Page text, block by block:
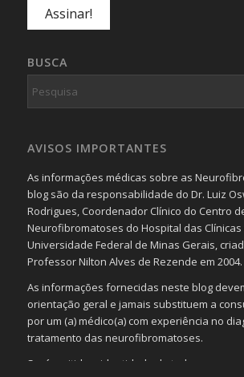
BUSCA
AVISOS IMPORTANTES
As informações médicas sobre as
blog são da responsabilidade do Dr. Luiz
Rodrigues, Coordenador Clínico do Centro
Neurofibromatoses do Hospital das Clínicas
Universidade Federal de Minas Gerais,
Professor Nilton Alves de Rezende em 2004.
As informações fornecidas neste blog
orientação geral e jamais substituem a
por um (a) médico(a) com experiência no
tratamento das neurofibromatoses.
Será omitida a identidade de todas as